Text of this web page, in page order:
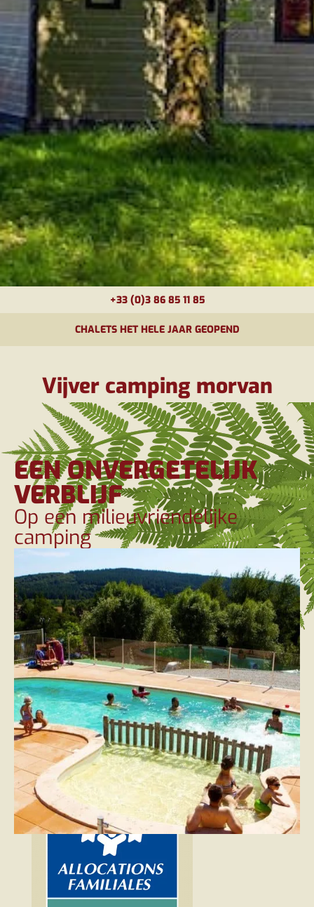
+33 (0)3 86 85 11 85
CHALETS HET HELE JAAR GEOPEND
Vijver camping morvan
EEN ONVERGETELIJK
VERBLIJF
Op een milieuvriendelijke
camping